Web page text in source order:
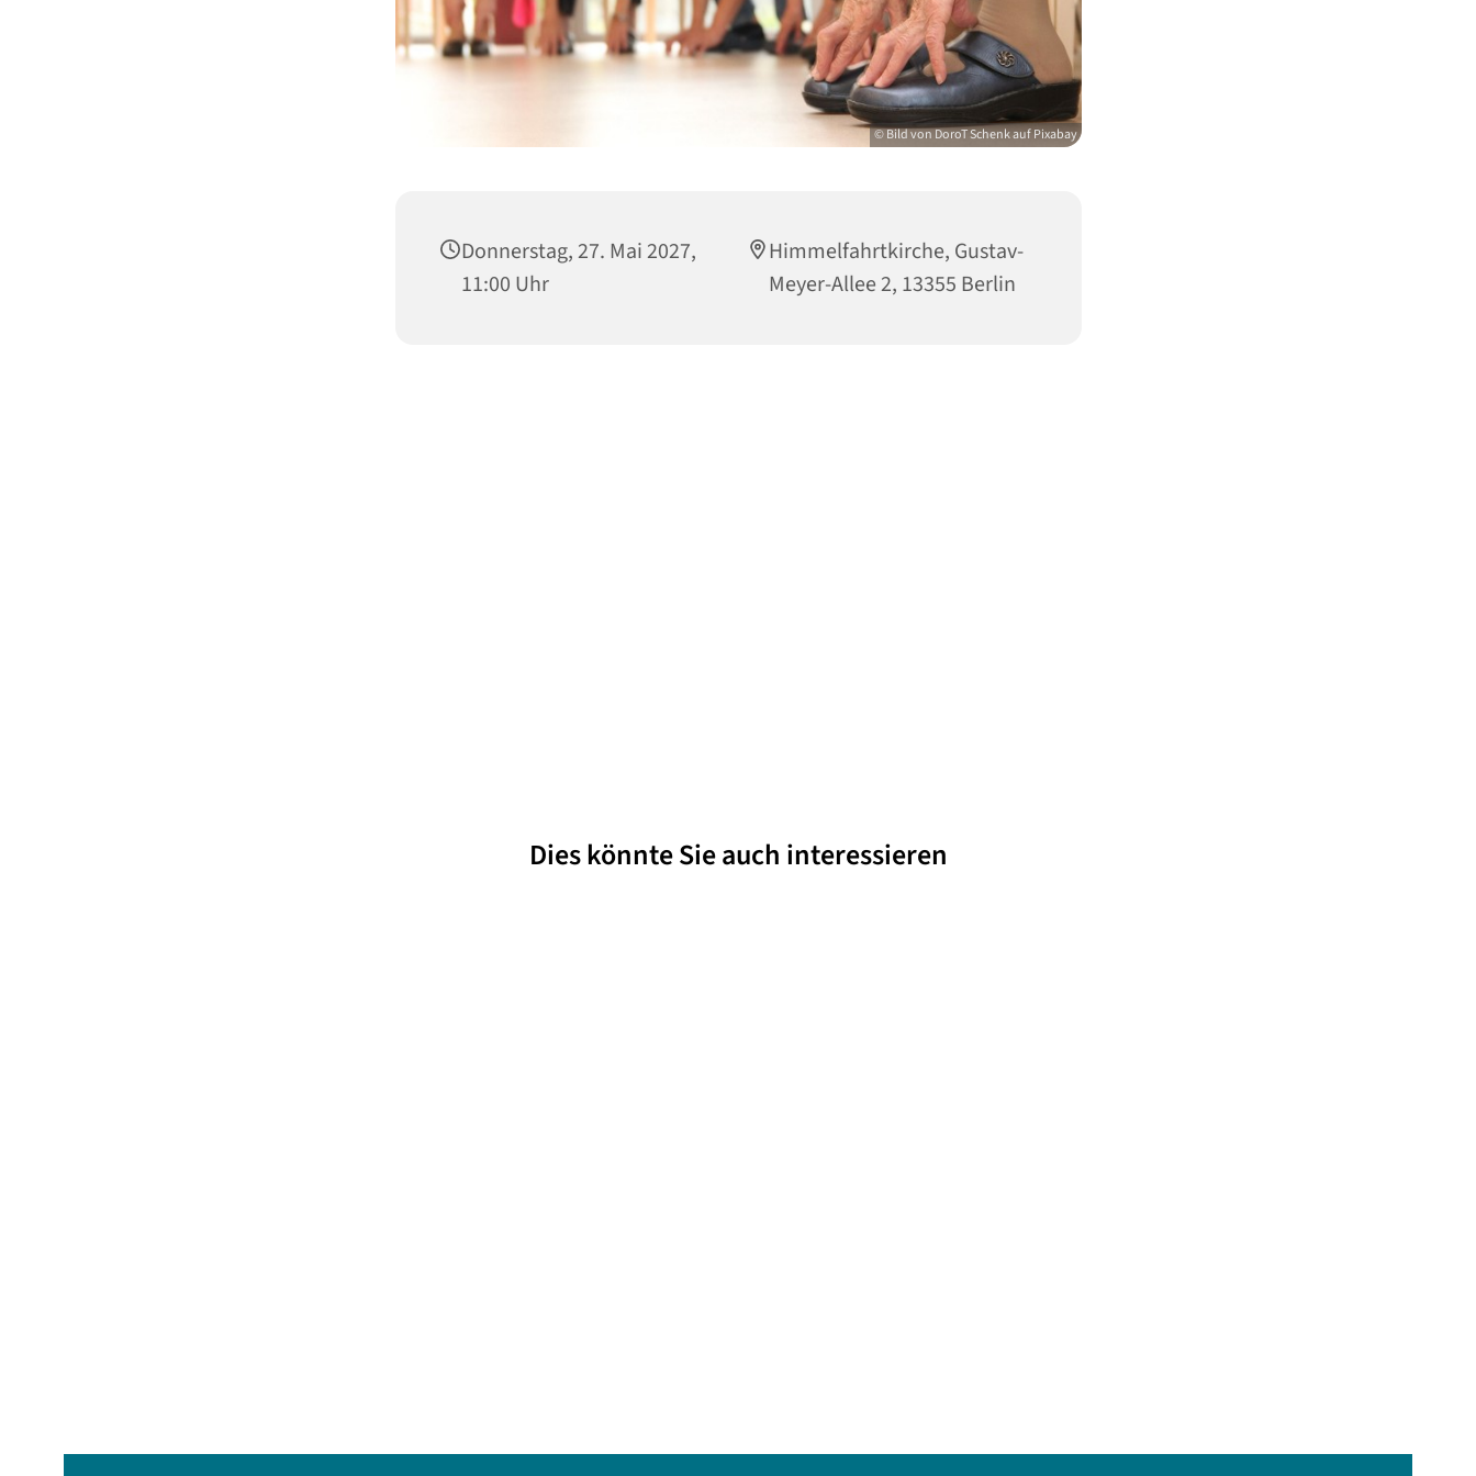
© Bild von DoroT Schenk auf Pixabay
Donnerstag, 27. Mai 2027,
11:00 Uhr
Himmelfahrtkirche, Gustav-
Meyer-Allee 2, 13355 Berlin
Dies könnte Sie auch interessieren